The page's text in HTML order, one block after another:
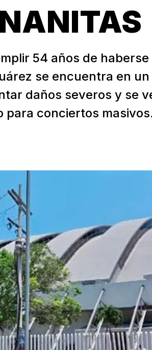
NANITAS
54 años de
se encuentra en
daños severos y se
para conciertos